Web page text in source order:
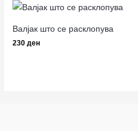
Валјак што се расклопува
230ден